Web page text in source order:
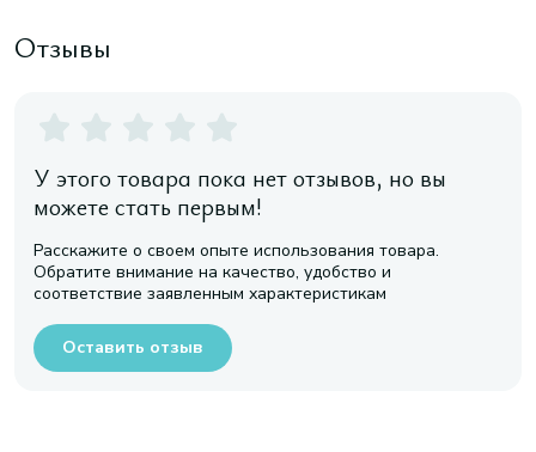
Отзывы
У этого товара пока нет отзывов, но вы
можете стать первым!
Расскажите о своем опыте использования товара.
Обратите внимание на качество, удобство и
соответствие заявленным характеристикам
Оставить отзыв